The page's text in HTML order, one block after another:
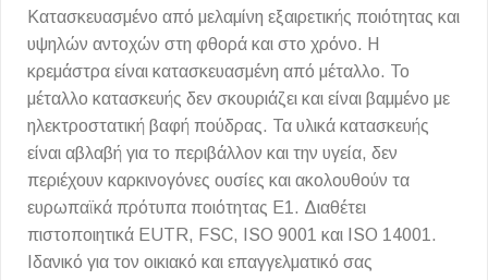
Κατασκευασμένο από μελαμίνη εξαιρετικής ποιότητας και
υψηλών αντοχών στη φθορά και στο χρόνο. Η
κρεμάστρα είναι κατασκευασμένη από μέταλλο. Το
μέταλλο κατασκευής δεν σκουριάζει και είναι βαμμένο με
ηλεκτροστατική βαφή πούδρας. Τα υλικά κατασκευής
είναι αβλαβή για το περιβάλλον και την υγεία, δεν
περιέχουν καρκινογόνες ουσίες και ακολουθούν τα
ευρωπαϊκά πρότυπα ποιότητας Ε1. Διαθέτει
πιστοποιητικά EUTR, FSC, ISO 9001 και ISO 14001.
Ιδανικό για τον οικιακό και επαγγελματικό σας